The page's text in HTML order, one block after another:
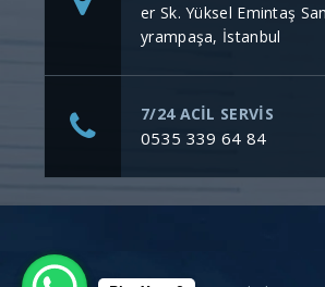
er Sk. Yüksel Emintaş
yrampaşa, İstanbul
7/24 ACİL SERVİS
0535 339 64 84